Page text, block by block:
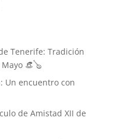
Tenerife: Tradición
👒🪕
Un encuentro con
de Amistad XII de